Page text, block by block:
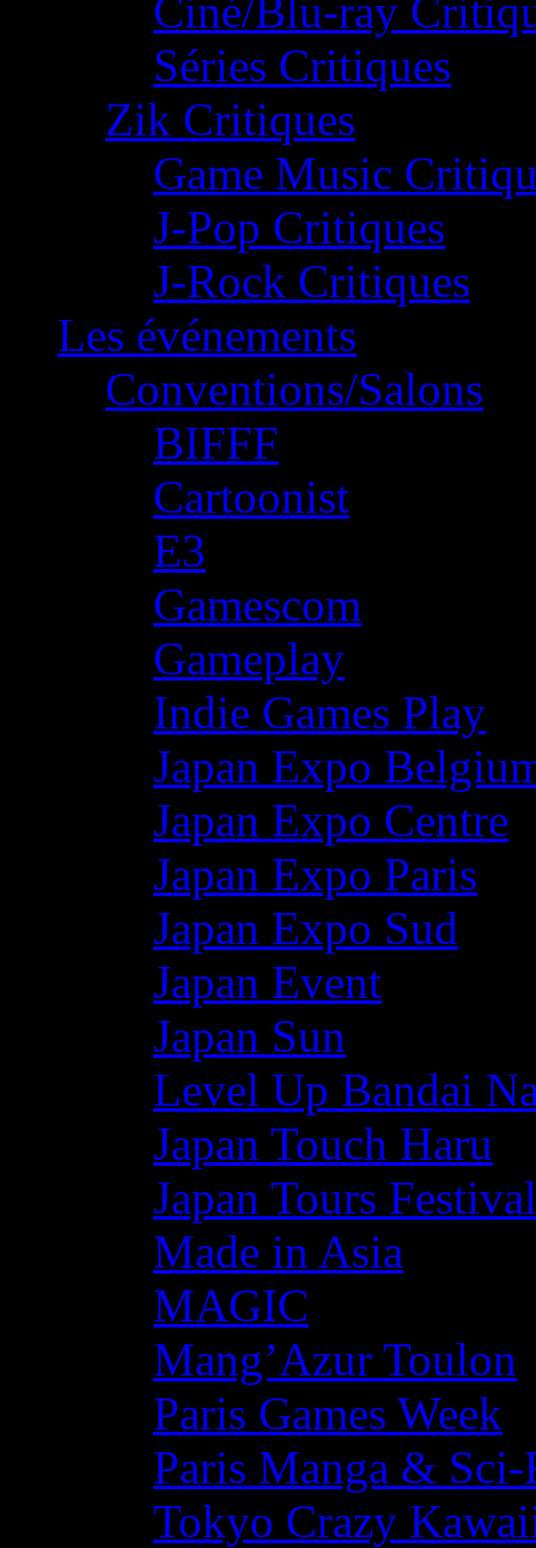
Ciné/Blu-ray
Séries Critiques
Zik Critiques
Game Music
J-Pop Critiques
J-Rock Critiques
Les événements
Conventions/Salons
BIFFF
Cartoonist
E3
Gamescom
Gameplay
Indie Games Play
Japan Expo
Japan Expo Centre
Japan Expo Paris
Japan Expo Sud
Japan Event
Japan Sun
Level Up Bandai
Japan Touch Haru
Japan Tours Festival
Made in Asia
MAGIC
Mang’Azur Toulon
Paris Games Week
Paris Manga &
Tokyo Crazy